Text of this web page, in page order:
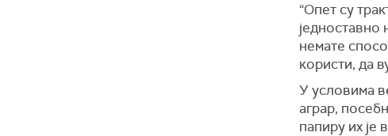
“Опет су
немате
користи, да
У условима
аграр,
папиру их је